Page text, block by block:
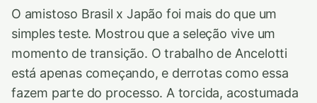
O amistoso Brasil x Japão foi mais do que um
simples teste. Mostrou que a seleção vive um
momento de transição. O trabalho de Ancelotti
está apenas começando, e derrotas como essa
fazem parte do processo. A torcida, acostumada